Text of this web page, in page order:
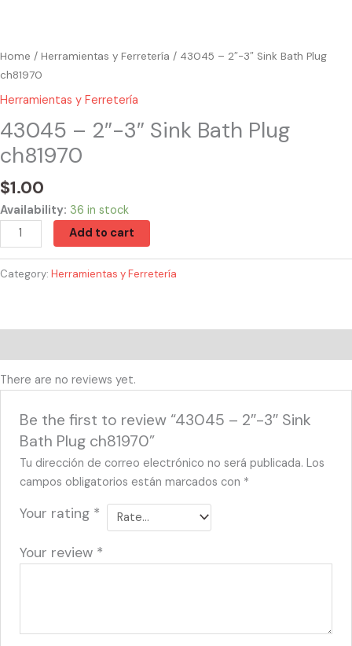
Home / Herramientas y Ferretería / 43045 – 2″-3″ Sink Bath Plug
ch81970
Herramientas y Ferretería
43045 – 2″-3″ Sink Bath Plug
ch81970
$1.00
Availability: 36 in stock
Add to cart
Category: Herramientas y Ferretería
There are no reviews yet.
Be the first to review “43045 – 2″-3″ Sink
Bath Plug ch81970”
Tu dirección de correo electrónico no será publicada. Los
campos obligatorios están marcados con *
Your rating *
Your review *